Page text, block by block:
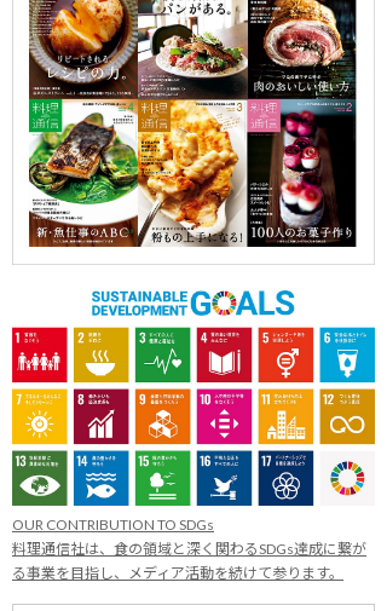
OUR CONTRIBUTION TO SDGs
料理通信社は、食の領域と深く関わるSDGs達成に繋が
る事業を目指し、メディア活動を続けて参ります。